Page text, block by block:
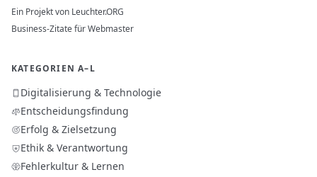
Ein Projekt von Leuchter.ORG
Business-Zitate für Webmaster
KATEGORIEN A–L
Digitalisierung & Technologie
Entscheidungsfindung
Erfolg & Zielsetzung
Ethik & Verantwortung
Fehlerkultur & Lernen